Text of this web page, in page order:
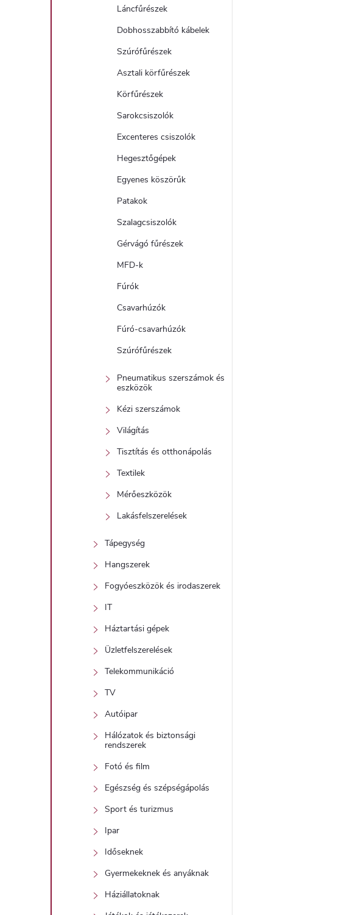
Láncfűrészek
Dobhosszabbító kábelek
Szúrófűrészek
Asztali körfűrészek
Körfűrészek
Sarokcsiszolók
Excenteres csiszolók
Hegesztőgépek
Egyenes köszörűk
Patakok
Szalagcsiszolók
Gérvágó fűrészek
MFD-k
Fúrók
Csavarhúzók
Fúró-csavarhúzók
Szúrófűrészek
Pneumatikus szerszámok és
eszközök
Kézi szerszámok
Világítás
Tisztítás és otthonápolás
Textilek
Mérőeszközök
Lakásfelszerelések
Tápegység
Hangszerek
Fogyóeszközök és irodaszerek
IT
Háztartási gépek
Üzletfelszerelések
Telekommunikáció
TV
Autóipar
Hálózatok és biztonsági
rendszerek
Fotó és film
Egészség és szépségápolás
Sport és turizmus
Ipar
Időseknek
Gyermekeknek és anyáknak
Háziállatoknak